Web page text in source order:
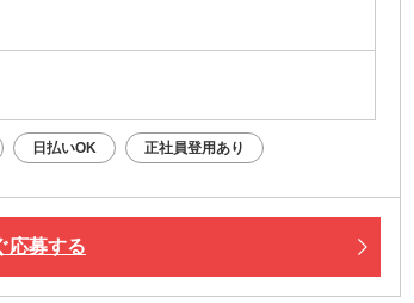
日払いOK 正社員登用あり
応募する